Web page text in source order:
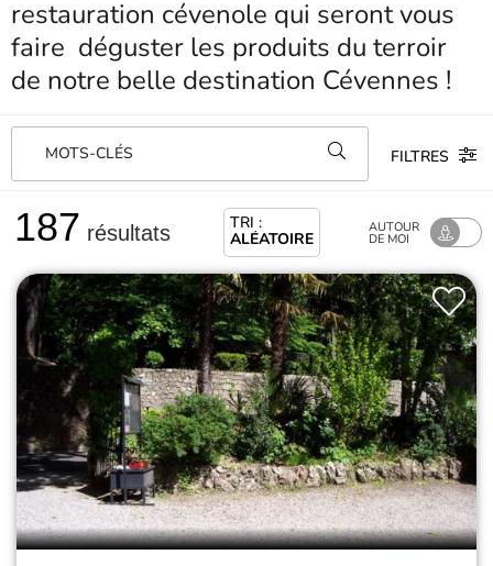
restauration cévenole qui seront vous
faire déguster les produits du terroir
de notre belle destination Cévennes !
MOTS-CLÉS FILTRES
187 résultats TRI :
ALÉATOIRE
AUTOUR
DE MOI